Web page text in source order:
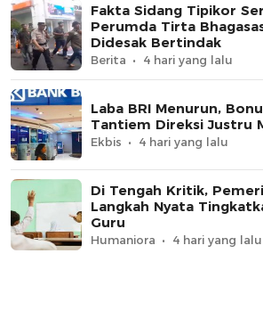
Fakta Sidang Tipikor
Perumda Tirta
Didesak Bertindak
Berita 4 hari yang lalu
Laba BRI Menurun,
Tantiem Direksi Justru
Ekbis 4 hari yang lalu
Di Tengah Kritik,
Langkah Nyata
Guru
Humaniora 4 hari yang lalu